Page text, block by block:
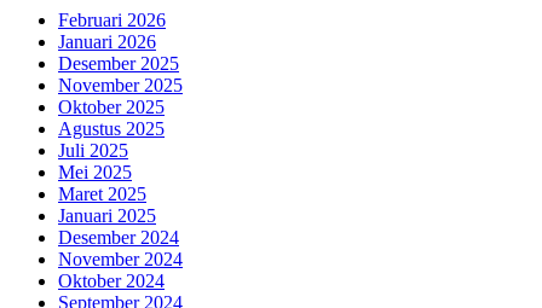
Februari 2026
Januari 2026
Desember 2025
November 2025
Oktober 2025
Agustus 2025
Juli 2025
Mei 2025
Maret 2025
Januari 2025
Desember 2024
November 2024
Oktober 2024
September 2024